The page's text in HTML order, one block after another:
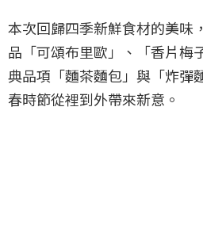
本次回歸四季新鮮食材的美味
品「可頌布里歐」、「香片梅
典品項「麵茶麵包」與「炸彈
春時節從裡到外帶來新意。